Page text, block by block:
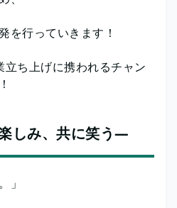
を行っていきます！
ち上げに携われるチャン
しみ、共に笑う―
」